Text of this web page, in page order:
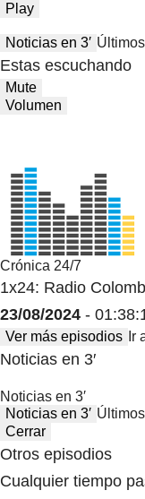
Play
Noticias en 3′
Estas escuchando
Mute
Volumen
Crónica 24/7
1x24: Radio
23/08/2024 -
Ver más episodios Ir
Noticias en 3′
Noticias en 3′
Noticias en 3′
Cerrar
Otros episodios
Cualquier tiempo